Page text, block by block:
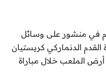
في منشور على وسائل
القدم الدنماركي كريستيان
الملعب خلال مباراة